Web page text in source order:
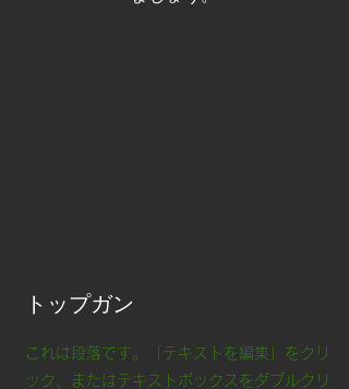
​トップガン
これは段落です。「テキストを編集」をクリ
ック、またはテキストボックスをダブルクリ